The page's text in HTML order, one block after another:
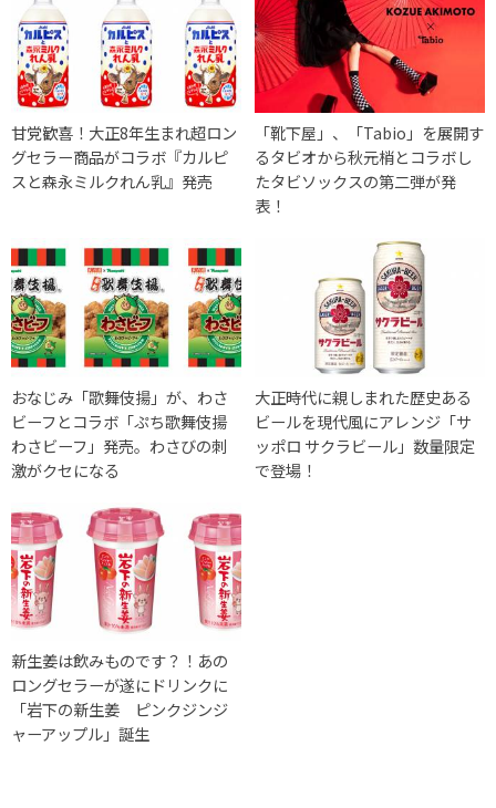
甘党歓喜！大正8年生まれ超ロン
グセラー商品がコラボ『カルピ
スと森永ミルクれん乳』発売
「靴下屋」、「Tabio」を展開す
るタビオから秋元梢とコラボし
たタビソックスの第二弾が発
表！
おなじみ「歌舞伎揚」が、わさ
ビーフとコラボ「ぷち歌舞伎揚
わさビーフ」発売。わさびの刺
激がクセになる
大正時代に親しまれた歴史ある
ビールを現代風にアレンジ「サ
ッポロ サクラビール」数量限定
で登場！
新生姜は飲みものです？！あの
ロングセラーが遂にドリンクに
「岩下の新生姜 ピンクジンジ
ャーアップル」誕生